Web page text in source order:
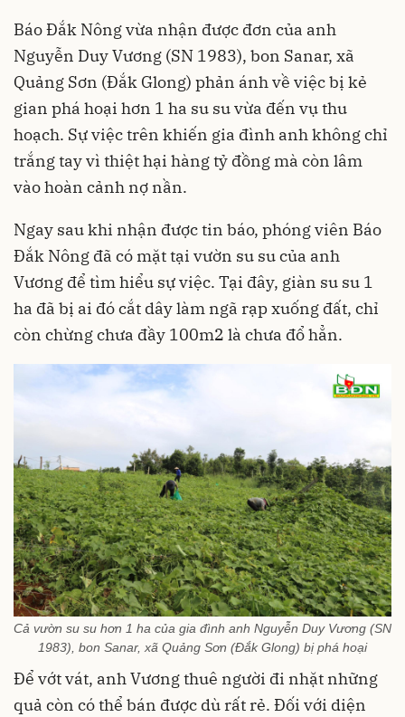
Báo Đắk Nông vừa nhận được đơn của anh
Nguyễn Duy Vương (SN 1983), bon Sanar, xã
Quảng Sơn (Đắk Glong) phản ánh về việc bị kẻ
gian phá hoại hơn 1 ha su su vừa đến vụ thu
hoạch. Sự việc trên khiến gia đình anh không chỉ
trắng tay vì thiệt hại hàng tỷ đồng mà còn lâm
vào hoàn cảnh nợ nần.
Ngay sau khi nhận được tin báo, phóng viên Báo
Đắk Nông đã có mặt tại vườn su su của anh
Vương để tìm hiểu sự việc. Tại đây, giàn su su 1
ha đã bị ai đó cắt dây làm ngã rạp xuống đất, chỉ
còn chừng chưa đầy 100m2 là chưa đổ hẳn.
Cả vườn su su hơn 1 ha của gia đình anh Nguyễn Duy Vương (SN
1983), bon Sanar, xã Quảng Sơn (Đắk Glong) bị phá hoại
Để vớt vát, anh Vương thuê người đi nhặt những
quả còn có thể bán được dù rất rẻ. Đối với diện